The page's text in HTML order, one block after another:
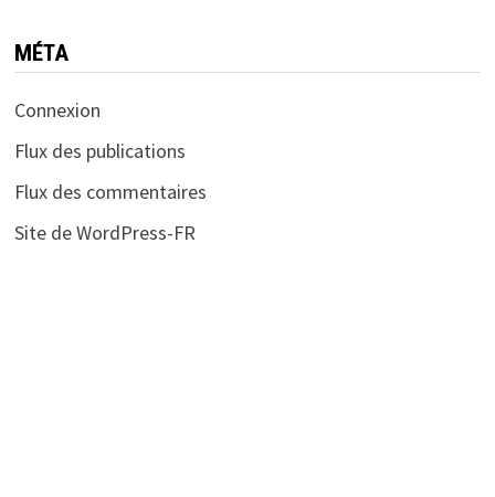
MÉTA
Connexion
Flux des publications
Flux des commentaires
Site de WordPress-FR